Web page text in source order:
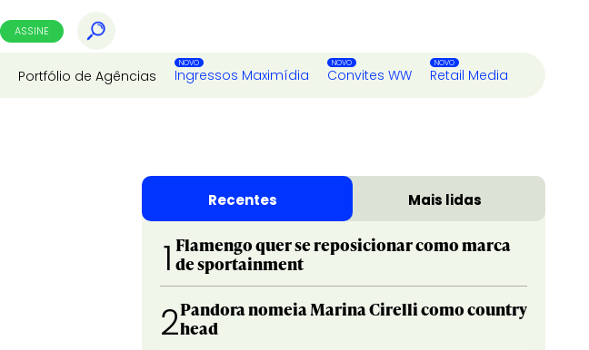
ASSINE
Portfólio de Agências Ingressos Maximídia Convites WW Retail Media
Recentes Mais lidas
1 Flamengo quer se reposicionar como marca
de sportainment
2Pandora nomeia Marina Cirelli como country
head